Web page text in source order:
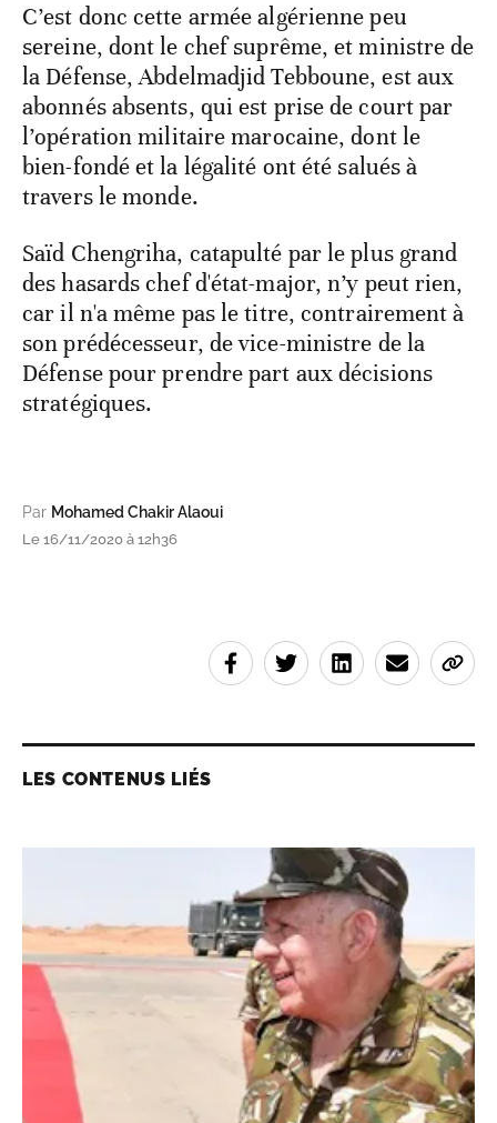
C’est donc cette armée algérienne peu
sereine, dont le chef suprême, et ministre de
la Défense, Abdelmadjid Tebboune, est aux
abonnés absents, qui est prise de court par
l’opération militaire marocaine, dont le
bien-fondé et la légalité ont été salués à
travers le monde.
Saïd Chengriha, catapulté par le plus grand
des hasards chef d'état-major, n’y peut rien,
car il n'a même pas le titre, contrairement à
son prédécesseur, de vice-ministre de la
Défense pour prendre part aux décisions
stratégiques.
Par Mohamed Chakir Alaoui
Le 16/11/2020 à 12h36
LES CONTENUS LIÉS